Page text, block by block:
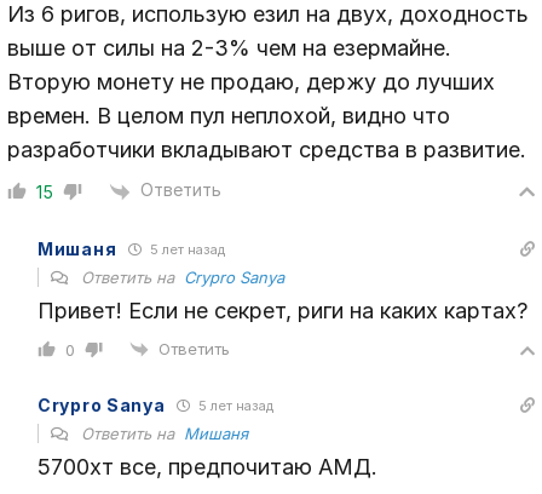
Из 6 ригов, использую езил на двух, доходность
выше от силы на 2-3% чем на езермайне.
Вторую монету не продаю, держу до лучших
времен. В целом пул неплохой, видно что
разработчики вкладывают средства в развитие.
15 Ответить
Мишаня 5 лет назад
Ответить на Crypro Sanya
Привет! Если не секрет, риги на каких картах?
0 Ответить
Crypro Sanya 5 лет назад
Ответить на Мишаня
5700хт все, предпочитаю АМД.